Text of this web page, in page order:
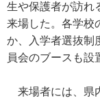
生や保護者が訪れ
来場した。各学校
か、入学者選抜制
員会のブースも設
来場者には、県